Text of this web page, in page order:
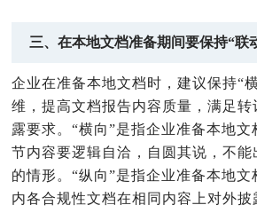
三、在本地文档准备期间要保持“联
企业在准备本地文档时，建议保持“
维，提高文档报告内容质量，满足转
露要求。“横向”是指企业准备本地
节内容要逻辑自洽，自圆其说，不
的情形。“纵向”是指企业准备本地文
内各合规性文档在相同内容上对外披